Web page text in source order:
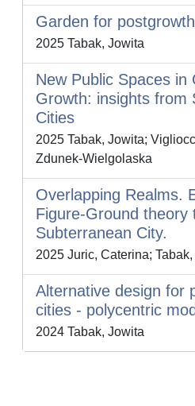
Garden for
2025 Tabak, Jowita
New Public Spaces in
Growth: insights from
Cities
2025 Tabak, Jowita;
Zdunek-Wielgolaska
Overlapping Realms.
Figure-Ground theory
Subterranean City.
2025 Juric, Caterina;
Alternative design for
cities - polycentric
2024 Tabak, Jowita